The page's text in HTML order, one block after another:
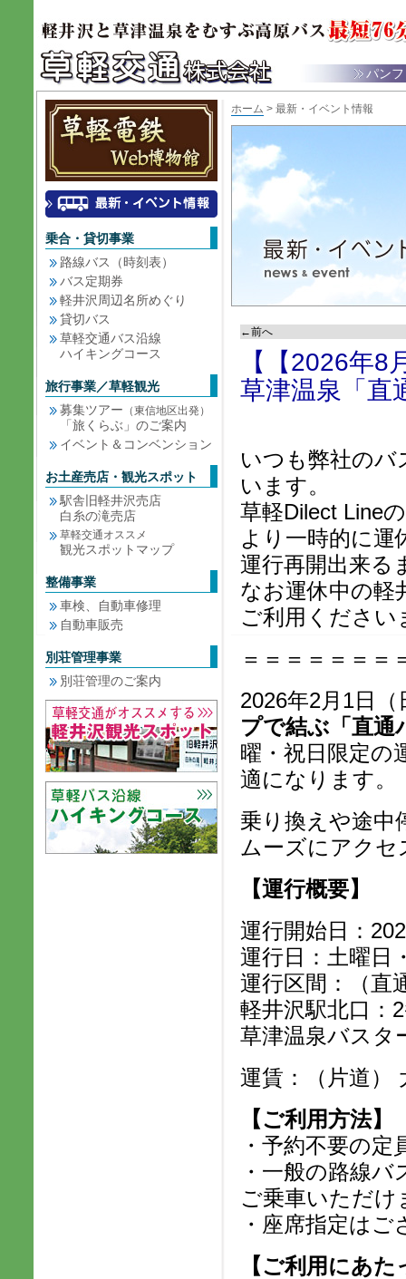
パン
ホーム > 最新・イベント情報
←前へ
【【2026年
草津温泉「直
いつも弊社の
います。
草軽Dilect Line
より一時的に運
運行再開出来る
なお運休中の軽
ご利用ください
＝＝＝＝＝＝＝
2026年2月1日
プで結ぶ「直通
曜・祝日限定の
適になります。
乗り換えや途中
ムーズにアク
【運行概要】
運行開始日：
運行日：土曜日
運行区間：（直
軽井沢駅北口：
草津温泉バスタ
運賃：（片道）
【ご利用方法】
・予約不要の定
・一般の路線
ご乗車いただけ
・座席指定は
【ご利用にあ
乗合・貸切事業
路線バス（時刻表）
バス定期券
軽井沢周辺名所めぐり
貸切バス
草軽交通バス沿線
ハイキングコース
旅行事業／草軽観光
募集ツアー （東信地区出発）
「旅くらぶ」のご案内
イベント＆コンベンション
お土産売店・観光スポット
駅舎旧軽井沢売店
白糸の滝売店
草軽交通オススメ
観光スポットマップ
整備事業
車検、自動車修理
自動車販売
別荘管理事業
別荘管理のご案内